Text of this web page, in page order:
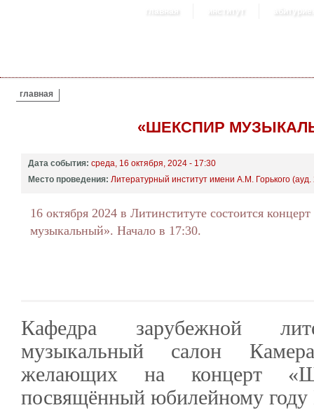
главная институт
ВЫ ЗДЕСЬ
главная
«ШЕКСПИР
Дата события: среда, 16 октября, 2024 - 17:30
Место проведения: Литературный институт имени А.М. Горького (ауд.
16 октября 2024 в Литинституте состоится
музыкальный». Начало в 17:30.
Кафедра зарубежной
музыкальный салон
желающих на концерт
посвящённый юбилейному году